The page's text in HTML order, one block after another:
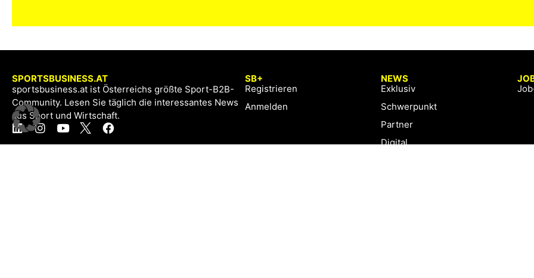
SPORTSBUSINESS.AT
sportsbusiness.at ist Österreichs größte Sport-B2B-
Community. Lesen Sie täglich die interessantes News
aus Sport und Wirtschaft.
SB+
Registrieren
Anmelden
NEWS
Exklusiv
Schwerpunkt
Partner
Digital